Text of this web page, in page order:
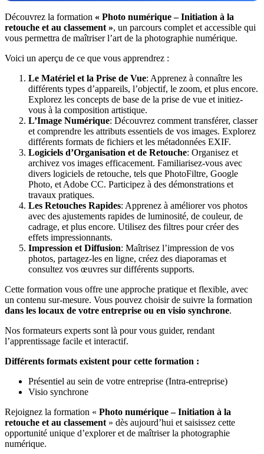
Découvrez la formation « Photo numérique – Initiation à la
retouche et au classement », un parcours complet et accessible qui
vous permettra de maîtriser l’art de la photographie numérique.
Voici un aperçu de ce que vous apprendrez :
Le Matériel et la Prise de Vue: Apprenez à connaître les
différents types d’appareils, l’objectif, le zoom, et plus encore.
Explorez les concepts de base de la prise de vue et initiez-
vous à la composition artistique.
L’Image Numérique: Découvrez comment transférer, classer
et comprendre les attributs essentiels de vos images. Explorez
différents formats de fichiers et les métadonnées EXIF.
Logiciels d’Organisation et de Retouche: Organisez et
archivez vos images efficacement. Familiarisez-vous avec
divers logiciels de retouche, tels que PhotoFiltre, Google
Photo, et Adobe CC. Participez à des démonstrations et
travaux pratiques.
Les Retouches Rapides: Apprenez à améliorer vos photos
avec des ajustements rapides de luminosité, de couleur, de
cadrage, et plus encore. Utilisez des filtres pour créer des
effets impressionnants.
Impression et Diffusion: Maîtrisez l’impression de vos
photos, partagez-les en ligne, créez des diaporamas et
consultez vos œuvres sur différents supports.
Cette formation vous offre une approche pratique et flexible, avec
un contenu sur-mesure. Vous pouvez choisir de suivre la formation
dans les locaux de votre entreprise ou en visio synchrone.
Nos formateurs experts sont là pour vous guider, rendant
l’apprentissage facile et interactif.
Différents formats existent pour cette formation :
Présentiel au sein de votre entreprise (Intra-entreprise)
Visio synchrone
Rejoignez la formation « Photo numérique – Initiation à la
retouche et au classement » dès aujourd’hui et saisissez cette
opportunité unique d’explorer et de maîtriser la photographie
numérique.